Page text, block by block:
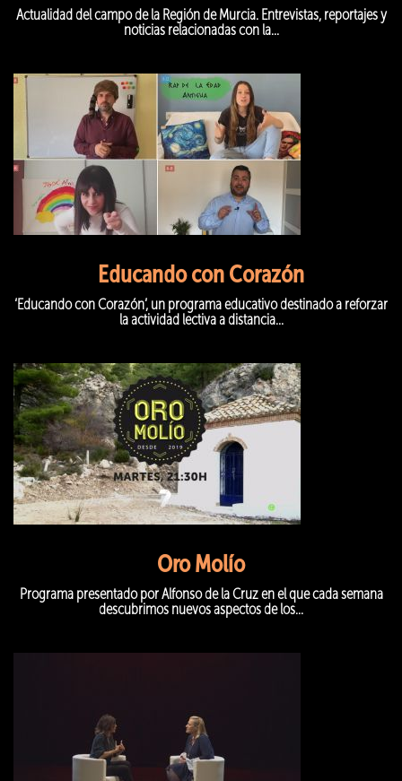
Actualidad del campo de la Región de Murcia. Entrevistas, reportajes y
noticias relacionadas con la...
Educando con Corazón
‘Educando con Corazón’, un programa educativo destinado a reforzar
la actividad lectiva a distancia...
Oro Molío
Programa presentado por Alfonso de la Cruz en el que cada semana
descubrimos nuevos aspectos de los...